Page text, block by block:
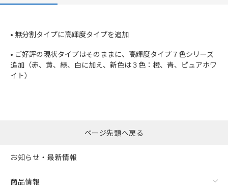
• 無分割タイプに高輝度タイプを追加
• ご好評の現状タイプはそのままに、高輝度タイプ７色シリーズ
追加（赤、黄、緑、白に加え、新色は３色：橙、青、ピュアホワ
イト）
ページ先頭へ戻る
お知らせ・最新情報
商品情報